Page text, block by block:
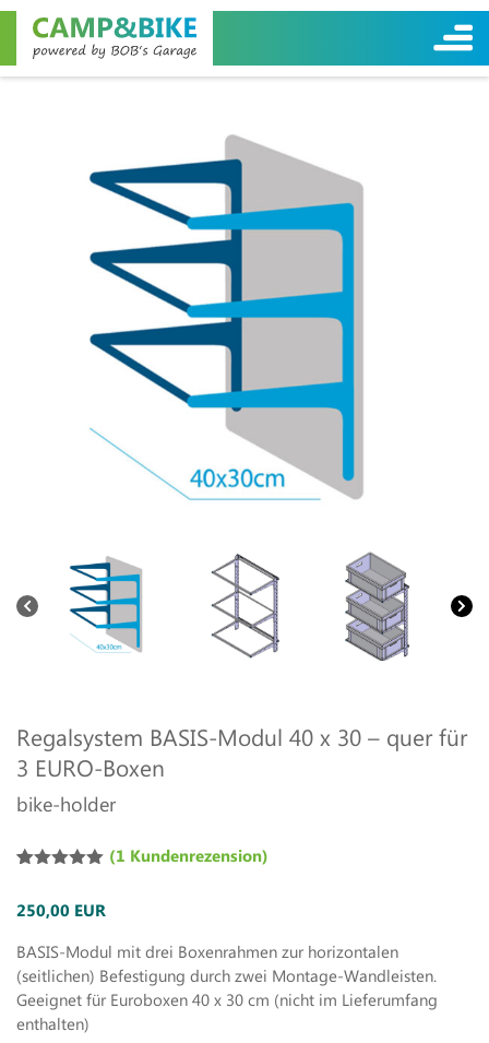
Regalsystem BASIS-Modul 40 x 30 – quer für
3 EURO-Boxen
bike-holder
von 5,
auf
Kundenbewertung
(1 Kundenrezension)
250,00 EUR
BASIS-Modul mit drei Boxenrahmen zur horizontalen
(seitlichen) Befestigung durch zwei Montage-Wandleisten.
Geeignet für Euroboxen 40 x 30 cm (nicht im Lieferumfang
enthalten)